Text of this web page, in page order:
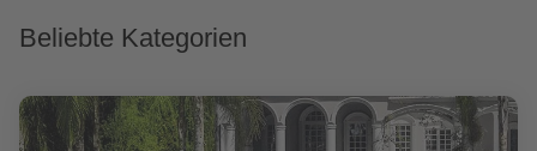
Beliebte Kategorien